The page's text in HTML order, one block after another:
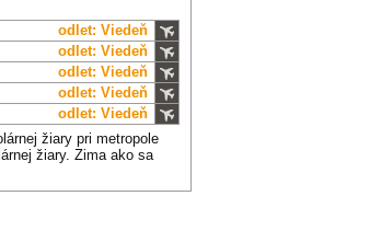
odlet: Viedeň
odlet: Viedeň
odlet: Viedeň
odlet: Viedeň
odlet: Viedeň
žiary pri metropole
žiary. Zima ako sa